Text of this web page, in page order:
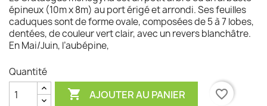
épineux (10m x 8m) au port érigé et arrondi. Ses feuilles
caduques sont de forme ovale, composées de 5 à 7 lobes,
dentées, de couleur vert clair, avec un revers blanchâtre.
En Mai/Juin, l’aubépine,
Quantité
 AJOUTER AU PANIER favorite_border